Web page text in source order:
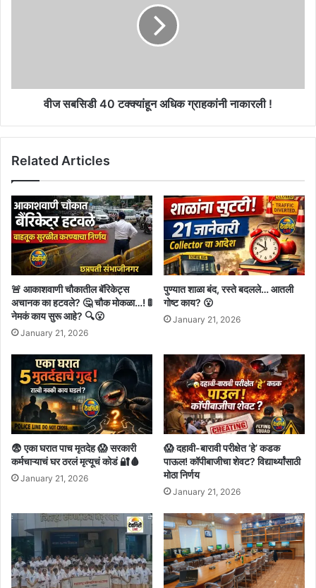
वीज सबसिडी 40 टक्क्यांहून अधिक ग्राहकांनी नाकारली !
Related Articles
🚨 आकाशवाणी चौकातील बॅरिकेट्स
अचानक का हटवले? 🤔 चौक मोकळा…! 🚦
नेमकं काय सुरू आहे? 🔍😮
January 21, 2026
पुण्यात शाळा बंद, रस्ते बदलले… आतली
गोष्ट काय? 😮
January 21, 2026
😨 एका घरात पाच मृतदेह 😱 सरकारी
कर्मचाऱ्याचं घर ठरलं मृत्यूचं कोडं 🔐🩸
January 21, 2026
😱 दहावी-बारावी परीक्षेत ‘हे’ कडक
पाऊल! कॉपीबाजीचा शेवट? विद्यार्थ्यांसाठी
मोठा निर्णय
January 21, 2026